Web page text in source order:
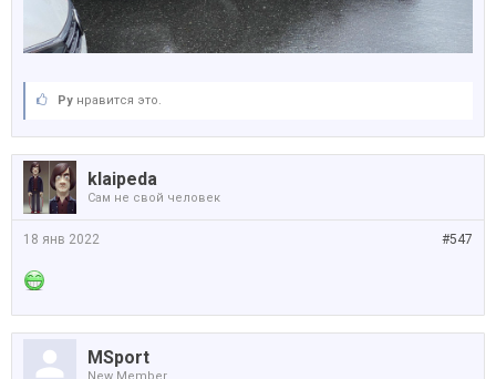
Ру нравится это.
klaipeda
Сам не свой человек
#547
18 янв 2022
MSport
New Member